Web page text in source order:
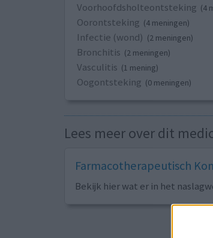
Voorhoofdsholteontsteking (4
Oorontsteking (4 meningen)
Infectie (wond) (2 meningen)
Bronchitis (2 meningen)
Vasculitis (1 mening)
Oogontsteking (0 meningen)
Lees meer over dit
Farmacotherapeutisch
Bekijk hier wat er in het